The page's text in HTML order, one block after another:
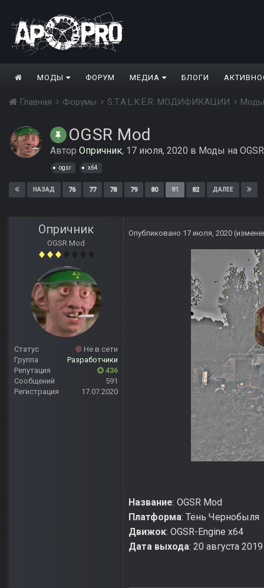
МОДЫ ФОРУМ МЕДИА БЛОГИ
Главная Форумы S.T.A.L.K.E.R. МОДИФИКАЦИИ
OGSR Mod
Автор Опричник, 17 июля, 2020 в Моды на
ogsr x64
НАЗАД 76 77 78 79 80 81 82 ДАЛЕЕ
Опричник
OGSR Mod
Статус
Не в сети
Группа
Разработчики
Репутация
436
Сообщений
591
Регистрация
17.07.2020
Опубликовано 17 июля, 2020
Название: OGSR Mod
Платформа: Тень Чернобыля
Движок: OGSR-Engine x64
Дата выхода: 20 августа 2019